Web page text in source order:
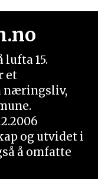
lufta 15.
et
næringsliv,
og utvidet i
å omfatte